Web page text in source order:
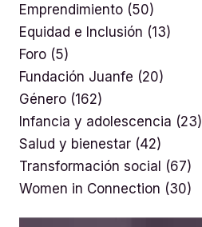
Emprendimiento (50)
Equidad e Inclusión (13)
Foro (5)
Fundación Juanfe (20)
Género (162)
Infancia y adolescencia (23)
Salud y bienestar (42)
Transformación social (67)
Women in Connection (30)